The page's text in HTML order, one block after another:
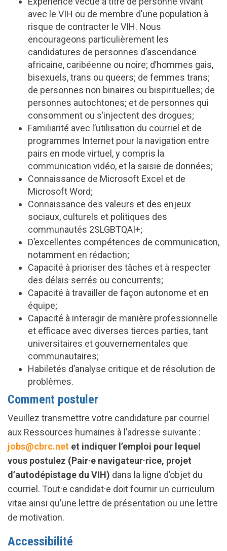
avec le VIH ou de membre d’une population à
risque de contracter le VIH. Nous
encourageons particulièrement les
candidatures de personnes d’ascendance
africaine, caribéenne ou noire; d’hommes gais,
bisexuels, trans ou queers; de femmes trans;
de personnes non binaires ou bispirituelles; de
personnes autochtones; et de personnes qui
consomment ou s’injectent des drogues;
Familiarité avec l’utilisation du courriel et de
programmes Internet pour la navigation entre
pairs en mode virtuel, y compris la
communication vidéo, et la saisie de données;
Connaissance de Microsoft Excel et de
Microsoft Word;
Connaissance des valeurs et des enjeux
sociaux, culturels et politiques des
communautés 2SLGBTQAI+;
D’excellentes compétences de communication,
notamment en rédaction;
Capacité à prioriser des tâches et à respecter
des délais serrés ou concurrents;
Capacité à travailler de façon autonome et en
équipe;
Capacité à interagir de manière professionnelle
et efficace avec diverses tierces parties, tant
universitaires et gouvernementales que
communautaires;
Habiletés d’analyse critique et de résolution de
problèmes.
Comment postuler
Veuillez transmettre votre candidature par courriel
aux Ressources humaines à l’adresse suivante :
jobs@cbrc.net et indiquer l’emploi pour lequel
vous postulez (Pair·e navigateur·rice, projet
d’autodépistage du VIH) dans la ligne d’objet du
courriel. Tout·e candidat·e doit fournir un curriculum
vitae ainsi qu’une lettre de présentation ou une lettre
de motivation.
Accessibilité